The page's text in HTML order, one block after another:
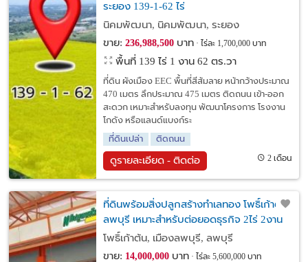
ระยอง 139-1-62 ไร่
นิคมพัฒนา, นิคมพัฒนา, ระยอง
ขาย: 236,988,500บาท ไร่ละ 1,700,000 บาท
พื้นที่ 139 ไร่ 1 งาน 62 ตร.วา
ที่ดิน ผังเมือง EEC พื้นที่สีส้มลาย หน้ากว้างประมาณ
470 เมตร ลึกประมาณ 475 เมตร ติดถนน เข้า-ออก
สะดวก เหมาะสำหรับลงทุน พัฒนาโครงการ โรงงาน
โกดัง หรือแลนด์แบงก์ระ
ที่ดินเปล่า
ติดถนน
ดูรายละเอียด - ติดต่อ 2 เดือน
ที่ดินพร้อมสิ่งปลูกสร้างทำเลทอง โพธิ์เก้าต้น
ลพบุรี เหมาะสำหรับต่อยอดธุรกิจ 2ไร่ 2งาน
โพธิ์เก้าต้น, เมืองลพบุรี, ลพบุรี
ขาย: 14,000,000บาท ไร่ละ 5,600,000 บาท